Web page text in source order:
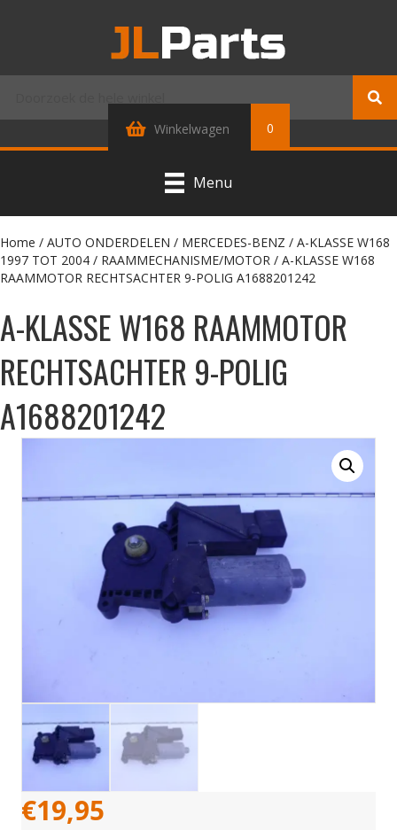
Winkelwagen 0
Menu
Home / AUTO ONDERDELEN / MERCEDES-BENZ / A-KLASSE W168
1997 TOT 2004 / RAAMMECHANISME/MOTOR / A-KLASSE W168
RAAMMOTOR RECHTSACHTER 9-POLIG A1688201242
A-KLASSE W168 RAAMMOTOR
RECHTSACHTER 9-POLIG
A1688201242
€19,95